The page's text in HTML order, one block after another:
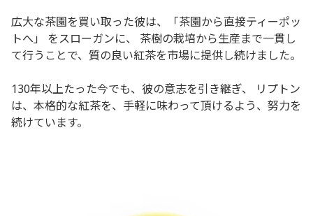
広大な茶園を買い取った彼は、「茶園から直接ティーポッ
トへ」 をスローガンに、 茶樹の栽培から生産まで一貫し
て行うことで、質の良い紅茶を市場に提供し続けました。
130年以上たった今でも、彼の意志を引き継ぎ、 リプトン
は、本格的な紅茶を、手軽に味わって頂けるよう、努力を
続けています。